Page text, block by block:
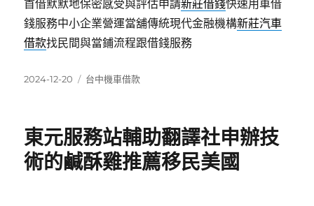
首借默默地保密感受與評估申請新莊借錢快速用車借
錢服務中小企業營運當舖傳統現代金融機構新莊汽車
借款找民間與當鋪流程跟借錢服務
發
2024-12-20
分
台中機車借款
東元服務站輔助翻譯社申辦技
術的鹹酥雞推薦移民美國